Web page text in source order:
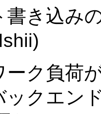
書き込み
ーク負荷
ックエン